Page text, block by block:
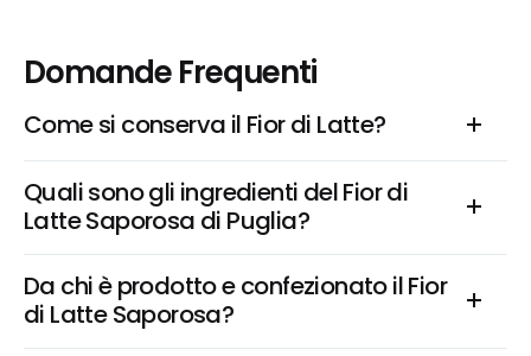
Domande Frequenti
Come si conserva il Fior di Latte?
Quali sono gli ingredienti del Fior di
Latte Saporosa di Puglia?
Da chi è prodotto e confezionato il Fior
di Latte Saporosa?